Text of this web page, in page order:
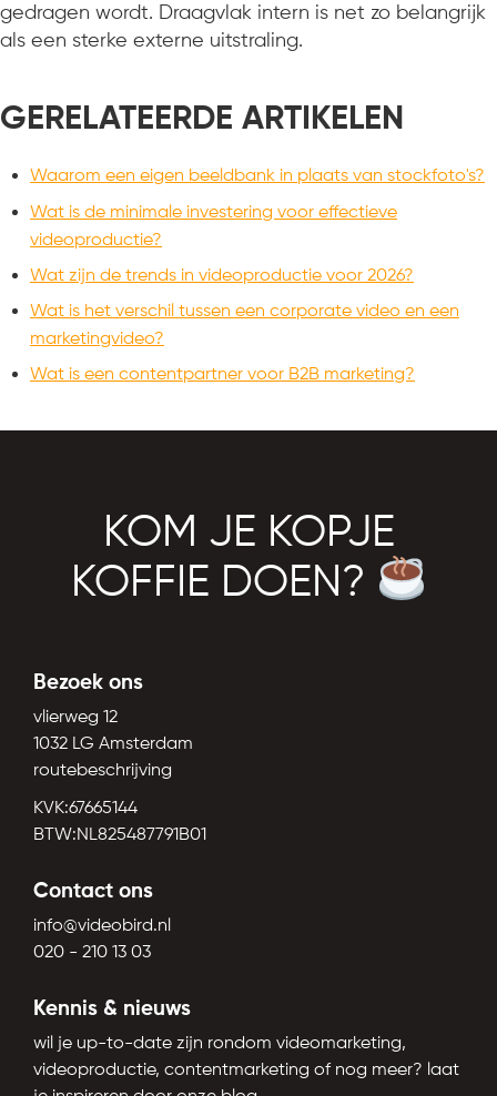
gedragen wordt. Draagvlak intern is net zo belangrijk
als een sterke externe uitstraling.
GERELATEERDE ARTIKELEN
Waarom een eigen beeldbank in plaats van stockfoto's?
Wat is de minimale investering voor effectieve
videoproductie?
Wat zijn de trends in videoproductie voor 2026?
Wat is het verschil tussen een corporate video en een
marketingvideo?
Wat is een contentpartner voor B2B marketing?
KOM JE KOPJE
KOFFIE DOEN?
Bezoek ons
vlierweg 12
1032 LG Amsterdam
routebeschrijving
KVK:67665144
BTW:NL825487791B01
Contact ons
info@videobird.nl
020 - 210 13 03
Kennis & nieuws
wil je up-to-date zijn rondom videomarketing,
videoproductie, contentmarketing of nog meer? laat